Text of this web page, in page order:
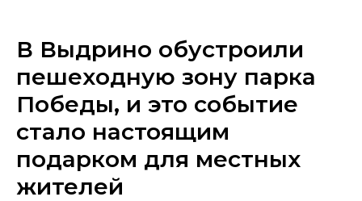
В Выдрино обустроили
пешеходную зону парка
Победы, и это событие
стало настоящим
подарком для местных
жителей